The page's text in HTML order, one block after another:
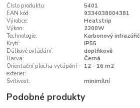
Číslo produktu:
5401
EAN kód:
9334038004381
Výrobce:
Heatstrip
Výkon:
2200W
Technologie:
Karbonový infrazářič
Krytí:
IP55
Dálkové ovládání:
doplňkově
Barva:
Černá
Orientační plocha vytápění -
exterier:
12 - 16 m2
Svítivost:
minimílní
Podobné produkty